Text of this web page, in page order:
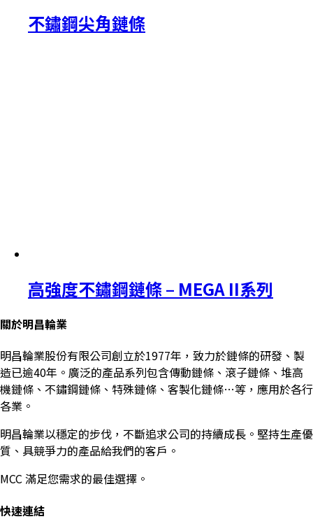
不鏽鋼尖角鏈條
高強度不鏽鋼鏈條 – MEGA II系列
關於明昌輪業
明昌輪業股份有限公司創立於1977年，致力於鏈條的研發、製
造已逾40年。廣泛的產品系列包含傳動鏈條、滾子鏈條、堆高
機鏈條、不鏽鋼鏈條、特殊鏈條、客製化鏈條…等，應用於各行
各業。
明昌輪業以穩定的步伐，不斷追求公司的持續成長。堅持生產優
質、具競爭力的產品給我們的客戶。
MCC 滿足您需求的最佳選擇。
快速連結